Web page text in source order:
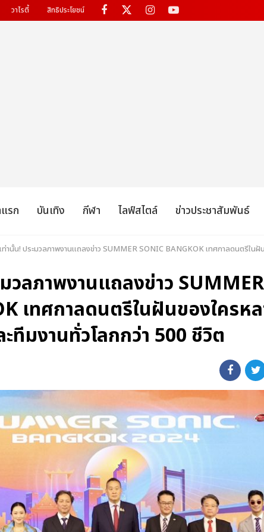
วาไรตี้ สิทธิประโยชน์
รก บันเทิง กีฬา ไลฟ์สไตล์ ข่าวประชาสัมพันธ์
ท่านั้น! ประมวลภาพงานแถลงข่าว SUMMER SONIC BANGKOK เทศกาลดนตรีใน
วลภาพงานแถลงข่าว SUMMER
เทศกาลดนตรีในฝันของใครห
มงานทั่วโลกกว่า 500 ชีวิต